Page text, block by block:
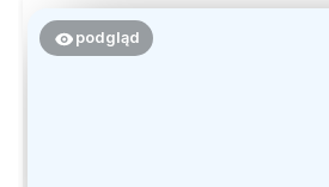
nami Twoim doświadczeniem.
że mamy takich klientów. Z
sklepu.
podgląd